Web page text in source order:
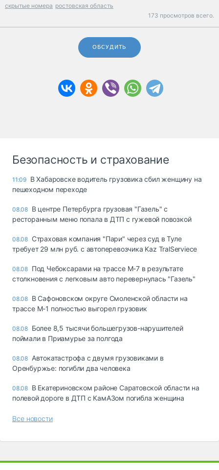
скрытые номера ростовская область
173 просмотров всего.
ОБСУДИТЬ
Безопасность и страхование
11:09 В Хабаровске водитель грузовика сбил женщину на
пешеходном переходе
08.08 В центре Петербурга грузовая "Газель" с
ресторанным меню попала в ДТП с гужевой повозкой
08.08 Страховая компания "Пари" через суд в Туле
требует 29 млн руб. с автоперевозчика Kaz TralServiece
08.08 Под Чебоксарами на трассе М-7 в результате
столкновения с легковым авто перевернулась "Газель"
08.08 В Сафоновском округе Смоленской области на
трассе М-1 полностью выгорел грузовик
08.08 Более 8,5 тысячи большегрузов-нарушителей
поймали в Приамурье за полгода
08.08 Автокатастрофа с двумя грузовиками в
Оренбуржье: погибли два человека
08.08 В Екатериновском районе Саратовской области на
полевой дороге в ДТП с КамАЗом погибла женщина
Все новости